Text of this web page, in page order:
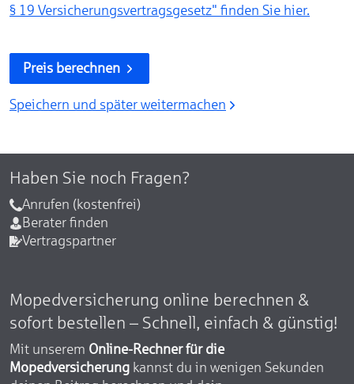
§ 19 Versicherungs­vertragsgesetz" finden Sie hier.
Preis berechnen
Speichern und später weitermachen
Haben Sie noch Fragen?
Anrufen (kostenfrei)
Berater finden
Vertragspartner
Mopedversicherung online berechnen &
sofort bestellen – Schnell, einfach & günstig!
Mit unserem Online-Rechner für die
Mopedversicherung kannst du in wenigen Sekunden